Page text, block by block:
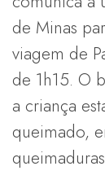
de Minas
viagem de
de 1h15. O
a criança
queimado,